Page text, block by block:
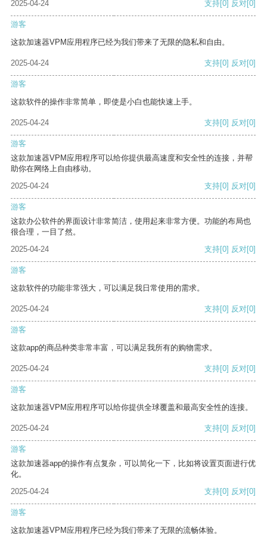
2025-04-24
支持[0] 反对[0]
游客
这款加速器VPM应用程序已经为我们带来了无限的隐私和自由。
2025-04-24 支持[0] 反对[0]
游客
这款软件的操作非常简单，即使是小白也能快速上手。
2025-04-24 支持[0] 反对[0]
游客
这款加速器VPM应用程序可以给你提供最高速度和安全性的连接，并帮
助你在网络上自由移动。
2025-04-24
支持[0] 反对[0]
游客
这款办公软件的界面设计非常简洁，使用起来非常方便。功能的布局也
很合理，一目了然。
2025-04-24
支持[0] 反对[0]
游客
这款软件的功能非常强大，可以满足我日常使用的需求。
2025-04-24 支持[0] 反对[0]
游客
这款app的商品种类非常丰富，可以满足我所有的购物需求。
2025-04-24 支持[0] 反对[0]
游客
这款加速器VPM应用程序可以给你提供全球覆盖和最高安全性的连接。
2025-04-24 支持[0] 反对[0]
游客
这款加速器app的操作有点复杂，可以简化一下，比如将设置页面进行优
化。
2025-04-24
支持[0] 反对[0]
游客
这款加速器VPM应用程序已经为我们带来了无限的流畅体验。